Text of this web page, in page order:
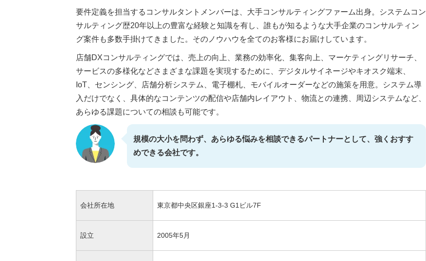
要件定義を担当するコンサルタントメンバーは、大手コンサルティングファーム出身。システムコン
サルティング歴20年以上の豊富な経験と知識を有し、誰もが知るような大手企業のコンサルティン
グ案件も多数手掛けてきました。そのノウハウを全てのお客様にお届けしています。
店舗DXコンサルティングでは、売上の向上、業務の効率化、集客向上、マーケティングリサーチ、
サービスの多様化などさまざまな課題を実現するために、デジタルサイネージやキオスク端末、
IoT、センシング、店舗分析システム、電子棚札、モバイルオーダーなどの施策を用意。システム導
入だけでなく、具体的なコンテンツの配信や店舗内レイアウト、物流との連携、周辺システムなど、
あらゆる課題についての相談も可能です。
規模の大小を問わず、あらゆる悩みを相談できるパートナーとして、強くおすす
めできる会社です。
会社所在地 東京都中央区銀座1-3-3 G1ビル7F
設立 2005年5月